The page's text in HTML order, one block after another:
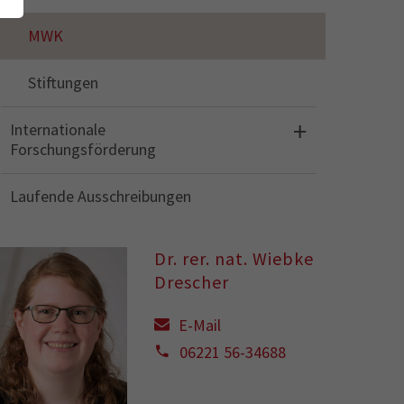
MWK
Stiftungen
Internationale
Forschungsförderung
Laufende Ausschreibungen
Dr. rer. nat. Wiebke
Drescher
E-Mail
06221 56-34688